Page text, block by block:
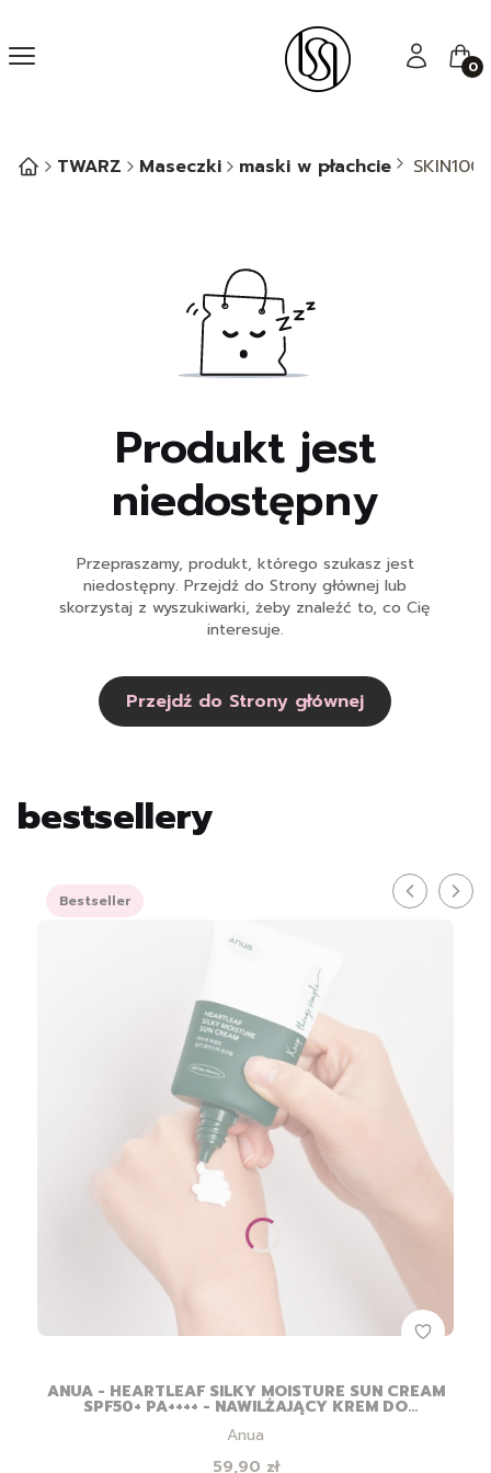
Menu Zaloguj się
TWARZ Maseczki maski w płachcie
Produkt jest
niedostępny
Przepraszamy, produkt, którego szukasz jest
niedostępny. Przejdź do Strony głównej lub
skorzystaj z wyszukiwarki, żeby znaleźć to, co Cię
interesuje.
Przejdź do Strony głównej
bestsellery
Bestseller
ANUA - HEARTLEAF SILKY MOISTURE SUN CREAM
SPF50+ PA++++ - NAWILŻAJĄCY KREM DO
TWARZY Z FILTREM - 50ML
Producent
Anua
Cena
59,90 zł